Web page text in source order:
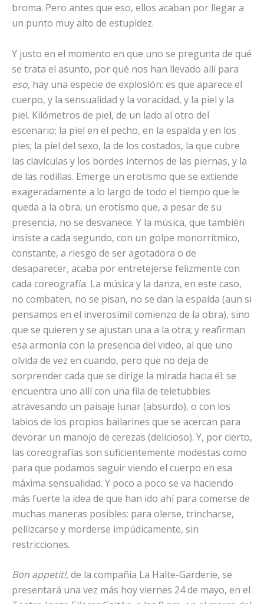
broma. Pero antes que eso, ellos acaban por llegar a
un punto muy alto de estupidez.
Y justo en el momento en que uno se pregunta de qué
se trata el asunto, por qué nos han llevado allí para
eso, hay una especie de explosión: es que aparece el
cuerpo, y la sensualidad y la voracidad, y la piel y la
piel. Kilómetros de piel, de un lado al otro del
escenario; la piel en el pecho, en la espalda y en los
pies; la piel del sexo, la de los costados, la que cubre
las clavículas y los bordes internos de las piernas, y la
de las rodillas. Emerge un erotismo que se extiende
exageradamente a lo largo de todo el tiempo que le
queda a la obra, un erotismo que, a pesar de su
presencia, no se desvanece. Y la música, que también
insiste a cada segundo, con un golpe monorrítmico,
constante, a riesgo de ser agotadora o de
desaparecer, acaba por entretejerse felizmente con
cada coreografía. La música y la danza, en este caso,
no combaten, no se pisan, no se dan la espalda (aun si
pensamos en el inverosímil comienzo de la obra), sino
que se quieren y se ajustan una a la otra; y reafirman
esa armonía con la presencia del video, al que uno
olvida de vez en cuando, pero que no deja de
sorprender cada que se dirige la mirada hacia él: se
encuentra uno allí con una fila de teletubbies
atravesando un paisaje lunar (absurdo), o con los
labios de los propios bailarines que se acercan para
devorar un manojo de cerezas (delicioso). Y, por cierto,
las coreografías son suficientemente modestas como
para que podamos seguir viendo el cuerpo en esa
máxima sensualidad. Y poco a poco se va haciendo
más fuerte la idea de que han ido ahí para comerse de
muchas maneras posibles: para olerse, trincharse,
pellizcarse y morderse impúdicamente, sin
restricciones.
Bon appetit!, de la compañía La Halte-Garderie, se
presentará una vez más hoy viernes 24 de mayo, en el